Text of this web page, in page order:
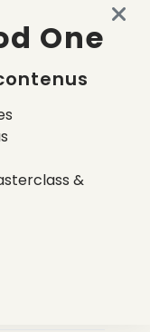
semi-automatisé et
One
&